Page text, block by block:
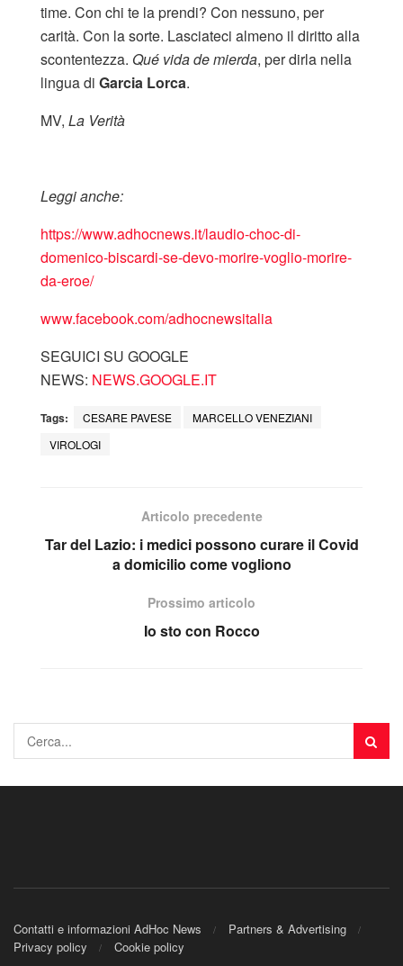
time. Con chi te la prendi? Con nessuno, per
carità. Con la sorte. Lasciateci almeno il diritto alla
scontentezza. Qué vida de mierda, per dirla nella
lingua di Garcia Lorca.
MV, La Verità
Leggi anche:
https://www.adhocnews.it/laudio-choc-di-
domenico-biscardi-se-devo-morire-voglio-morire-
da-eroe/
www.facebook.com/adhocnewsitalia
SEGUICI SU GOOGLE
NEWS: NEWS.GOOGLE.IT
Tags: CESARE PAVESE
MARCELLO VENEZIANI
VIROLOGI
Articolo precedente
Tar del Lazio: i medici possono curare il Covid
a domicilio come vogliono
Prossimo articolo
Io sto con Rocco
Contatti e informazioni AdHoc News
Partners & Advertising
Privacy policy
Cookie policy